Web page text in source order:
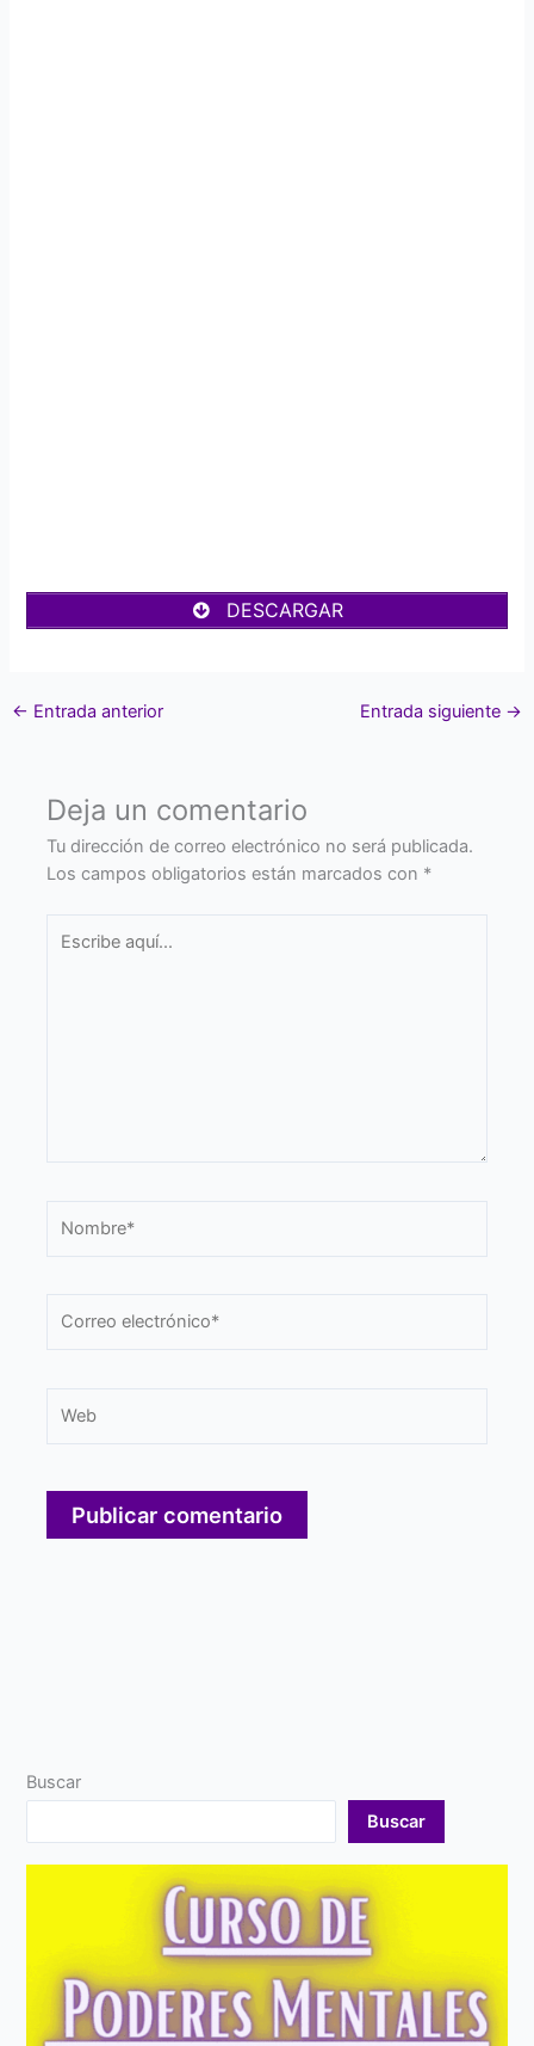
DESCARGAR
← Entrada anterior Entrada siguiente →
Deja un comentario
Tu dirección de correo electrónico no será publicada.
Los campos obligatorios están marcados con *
aquí...
electrónico*
Buscar
Buscar